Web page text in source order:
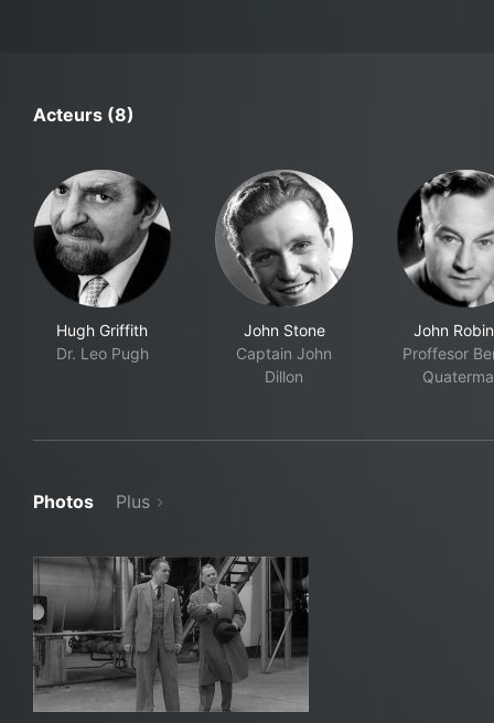
Acteurs (8)
Hugh Griffith
Dr. Leo Pugh
John Stone
Captain John
Dillon
John
Proffesor
Photos Plus